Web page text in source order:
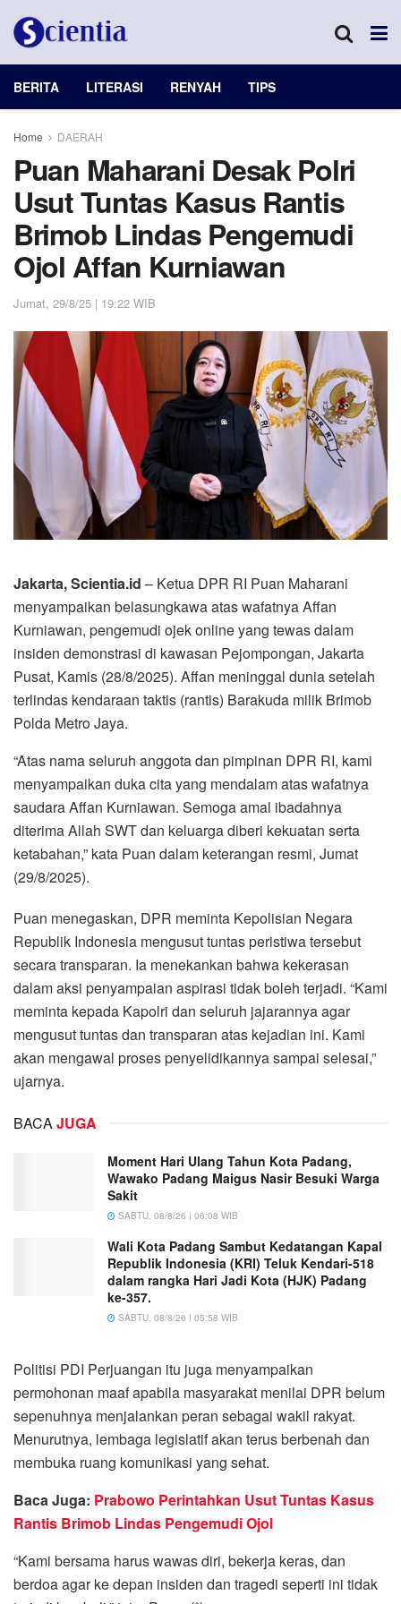
BERITA LITERASI RENYAH TIPS
Home DAERAH
Puan Maharani Desak Polri
Usut Tuntas Kasus Rantis
Brimob Lindas Pengemudi
Ojol Affan Kurniawan
Jumat, 29/8/25 | 19:22 WIB
Jakarta, Scientia.id – Ketua DPR RI Puan Maharani
menyampaikan belasungkawa atas wafatnya Affan
Kurniawan, pengemudi ojek online yang tewas dalam
insiden demonstrasi di kawasan Pejompongan, Jakarta
Pusat, Kamis (28/8/2025). Affan meninggal dunia setelah
terlindas kendaraan taktis (rantis) Barakuda milik Brimob
Polda Metro Jaya.
“Atas nama seluruh anggota dan pimpinan DPR RI, kami
menyampaikan duka cita yang mendalam atas wafatnya
saudara Affan Kurniawan. Semoga amal ibadahnya
diterima Allah SWT dan keluarga diberi kekuatan serta
ketabahan,” kata Puan dalam keterangan resmi, Jumat
(29/8/2025).
Puan menegaskan, DPR meminta Kepolisian Negara
Republik Indonesia mengusut tuntas peristiwa tersebut
secara transparan. Ia menekankan bahwa kekerasan
dalam aksi penyampaian aspirasi tidak boleh terjadi. “Kami
meminta kepada Kapolri dan seluruh jajarannya agar
mengusut tuntas dan transparan atas kejadian ini. Kami
akan mengawal proses penyelidikannya sampai selesai,”
ujarnya.
BACAJUGA
Moment Hari Ulang Tahun Kota Padang,
Wawako Padang Maigus Nasir Besuki Warga
Sakit
SABTU, 08/8/26 | 06:08 WIB
Wali Kota Padang Sambut Kedatangan Kapal
Republik Indonesia (KRI) Teluk Kendari-518
dalam rangka Hari Jadi Kota (HJK) Padang
ke-357.
SABTU, 08/8/26 | 05:58 WIB
Politisi PDI Perjuangan itu juga menyampaikan
permohonan maaf apabila masyarakat menilai DPR belum
sepenuhnya menjalankan peran sebagai wakil rakyat.
Menurutnya, lembaga legislatif akan terus berbenah dan
membuka ruang komunikasi yang sehat.
Baca Juga: Prabowo Perintahkan Usut Tuntas Kasus
Rantis Brimob Lindas Pengemudi Ojol
“Kami bersama harus wawas diri, bekerja keras, dan
berdoa agar ke depan insiden dan tragedi seperti ini tidak